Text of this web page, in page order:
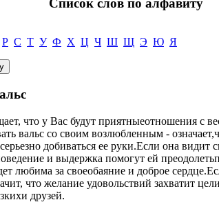
Р С Т У Ф Х Ц Ч Ш Щ Э Ю Я
что у Вас будут приятныеотношения с
вальс со своим возлюбленным -
добиваться ее руки.Если она видит
и выдержка помогут ей
любима за своеобаяние и доброе
что желание удовольствий захватит
друзей.